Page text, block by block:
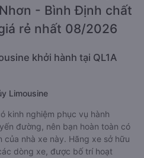
- Bình Định chất
rẻ nhất 08/2026
khởi hành tại QL1A
Limousine
kinh nghiệm phục vụ hành
đường, nên bạn hoàn toàn có
nhà xe này. Hãng xe sở hữu
dòng xe, được bố trí hoạt